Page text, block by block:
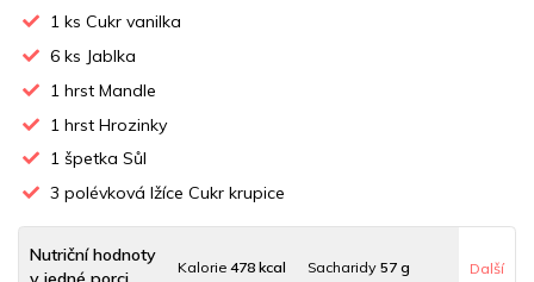
1 ks Cukr vanilka
6 ks Jablka
1 hrst Mandle
1 hrst Hrozinky
1 špetka Sůl
3 polévková lžíce Cukr krupice
Nutriční hodnoty
Kalorie 478 kcal Sacharidy 57 g Další